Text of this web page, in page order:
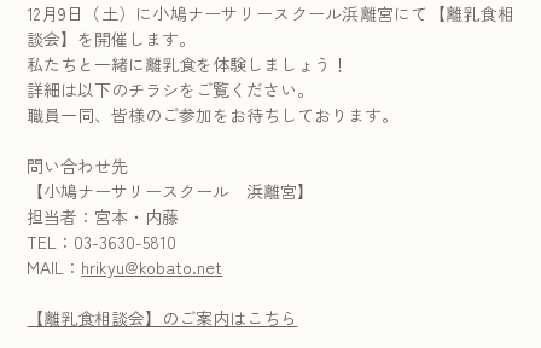
12月9日（土）に小鳩ナーサリースクール浜離宮にて【離乳食相
談会】を開催します。
私たちと一緒に離乳食を体験しましょう！
詳細は以下のチラシをご覧ください。
職員一同、皆様のご参加をお待ちしております。
問い合わせ先
【小鳩ナーサリースクール 浜離宮】
担当者：宮本・内藤
TEL：03-3630-5810
MAIL： hrikyu@kobato.net
【離乳食相談会】のご案内はこちら